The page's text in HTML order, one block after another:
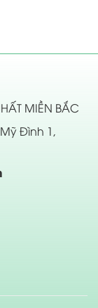
MIỀN BẮC
Đình 1,